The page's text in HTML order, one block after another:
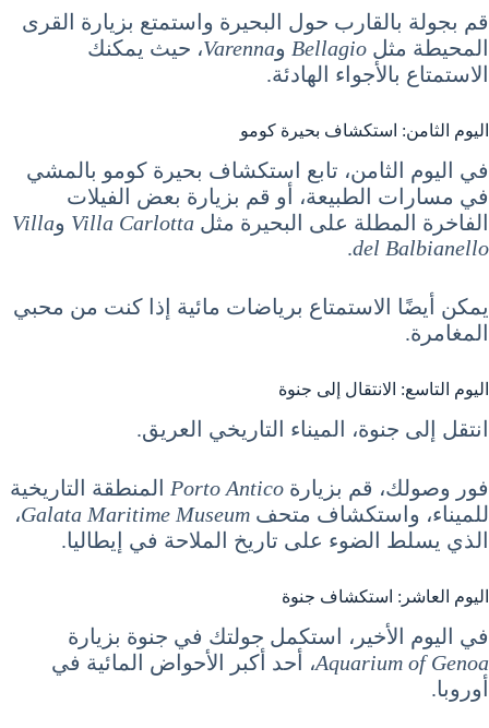
قم بجولة بالقارب حول البحيرة واستمتع بزيارة القرى
المحيطة مثل Bellagio وVarenna، حيث يمكنك
الاستمتاع بالأجواء الهادئة.
اليوم الثامن: استكشاف بحيرة كومو
في اليوم الثامن، تابع استكشاف بحيرة كومو بالمشي
في مسارات الطبيعة، أو قم بزيارة بعض الفيلات
الفاخرة المطلة على البحيرة مثل Villa Carlotta وVilla
del Balbianello
.
يمكن أيضًا الاستمتاع برياضات مائية إذا كنت من محبي
المغامرة.
اليوم التاسع: الانتقال إلى جنوة
انتقل إلى جنوة، الميناء التاريخي العريق.
فور وصولك، قم بزيارة Porto Antico المنطقة التاريخية
للميناء، واستكشاف متحف Galata Maritime Museum،
الذي يسلط الضوء على تاريخ الملاحة في إيطاليا.
اليوم العاشر: استكشاف جنوة
في اليوم الأخير، استكمل جولتك في جنوة بزيارة
Aquarium of Genoa، أحد أكبر الأحواض المائية في
أوروبا.